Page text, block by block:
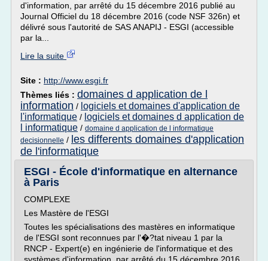
d'information, par arrêté du 15 décembre 2016 publié au
Journal Officiel du 18 décembre 2016 (code NSF 326n) et
délivré sous l'autorité de SAS ANAPIJ - ESGI (accessible
par la...
Lire la suite
Site : http://www.esgi.fr
Thèmes liés : domaines d application de l
information / logiciels et domaines d'application de
l'informatique / logiciels et domaines d application de
l informatique / domaine d application de l informatique
decisionnelle / les differents domaines d'application
de l'informatique
ESGI - École d'informatique en alternance
à Paris
COMPLEXE
Les Mastère de l'ESGI
Toutes les spécialisations des mastères en informatique
de l'ESGI sont reconnues par l'�?tat niveau 1 par la
RNCP - Expert(e) en ingénierie de l'informatique et des